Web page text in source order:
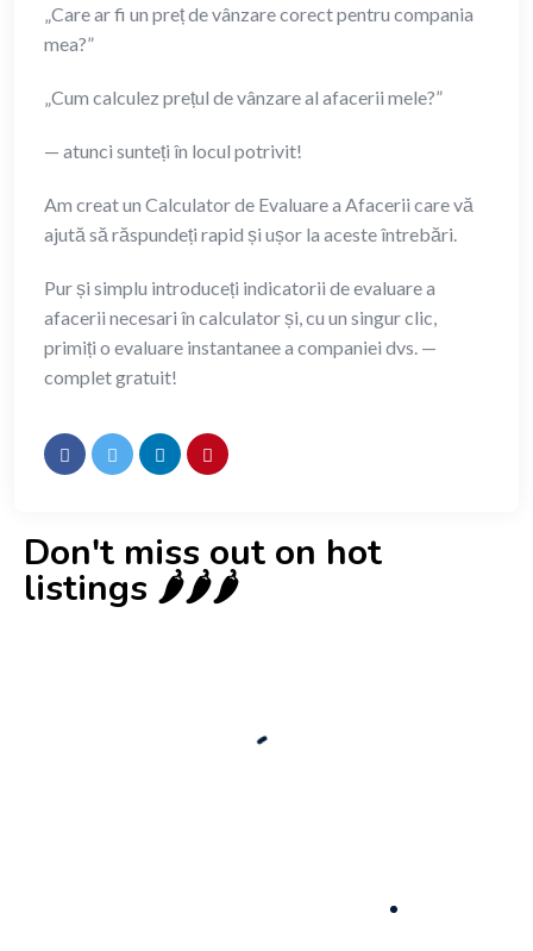
„Care ar fi un preț de vânzare corect pentru compania
mea?”
„Cum calculez prețul de vânzare al afacerii mele?”
— atunci sunteți în locul potrivit!
Am creat un Calculator de Evaluare a Afacerii care vă
ajută să răspundeți rapid și ușor la aceste întrebări.
Pur și simplu introduceți indicatorii de evaluare a
afacerii necesari în calculator și, cu un singur clic,
primiți o evaluare instantanee a companiei dvs. —
complet gratuit!
Don't miss out on hot
listings 🌶️🌶️🌶️
80 Ha Multifunctional Investment Property